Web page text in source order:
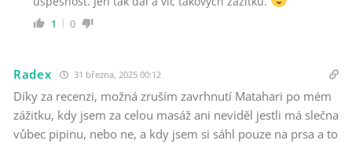
1 0
Radex 31 března, 2025 00:12
Díky za recenzi, možná zruším zavrhnutí Matahari po mém
zážitku, kdy jsem za celou masáž ani neviděl jestli má slečna
vůbec pipinu, nebo ne, a kdy jsem si sáhl pouze na prsa a to